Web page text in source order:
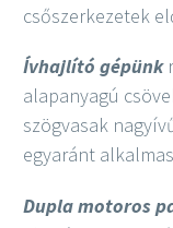
csőszerkezetek
Ívhajlító gépünk
alapanyagú
szögvasak
egyaránt alkalmas
Dupla motoros